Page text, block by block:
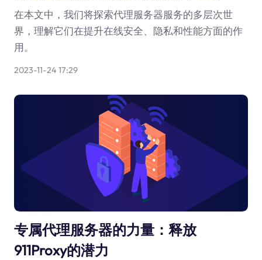
在本文中，我们将探索代理服务器服务的多层次世
界，理解它们在提升在线安全、隐私和性能方面的作
用。
2023-11-24 17:29
专属代理服务器的力量：释放
911Proxy的潜力